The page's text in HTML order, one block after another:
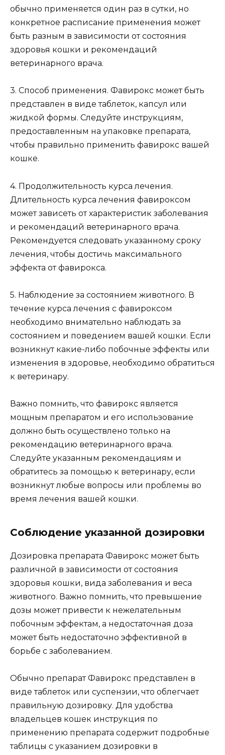
обычно применяется один раз в сутки, но
конкретное расписание применения может
быть разным в зависимости от состояния
здоровья кошки и рекомендаций
ветеринарного врача.
3. Способ применения. Фавирокс может быть
представлен в виде таблеток, капсул или
жидкой формы. Следуйте инструкциям,
предоставленным на упаковке препарата,
чтобы правильно применить фавирокс вашей
кошке.
4. Продолжительность курса лечения.
Длительность курса лечения фавироксом
может зависеть от характеристик заболевания
и рекомендаций ветеринарного врача.
Рекомендуется следовать указанному сроку
лечения, чтобы достичь максимального
эффекта от фавирокса.
5. Наблюдение за состоянием животного. В
течение курса лечения с фавироксом
необходимо внимательно наблюдать за
состоянием и поведением вашей кошки. Если
возникнут какие-либо побочные эффекты или
изменения в здоровье, необходимо обратиться
к ветеринару.
Важно помнить, что фавирокс является
мощным препаратом и его использование
должно быть осуществлено только на
рекомендацию ветеринарного врача.
Следуйте указанным рекомендациям и
обратитесь за помощью к ветеринару, если
возникнут любые вопросы или проблемы во
время лечения вашей кошки.
Соблюдение указанной дозировки
Дозировка препарата Фавирокс может быть
различной в зависимости от состояния
здоровья кошки, вида заболевания и веса
животного. Важно помнить, что превышение
дозы может привести к нежелательным
побочным эффектам, а недостаточная доза
может быть недостаточно эффективной в
борьбе с заболеванием.
Обычно препарат Фавирокс представлен в
виде таблеток или суспензии, что облегчает
правильную дозировку. Для удобства
владельцев кошек инструкция по
применению препарата содержит подробные
таблицы с указанием дозировки в